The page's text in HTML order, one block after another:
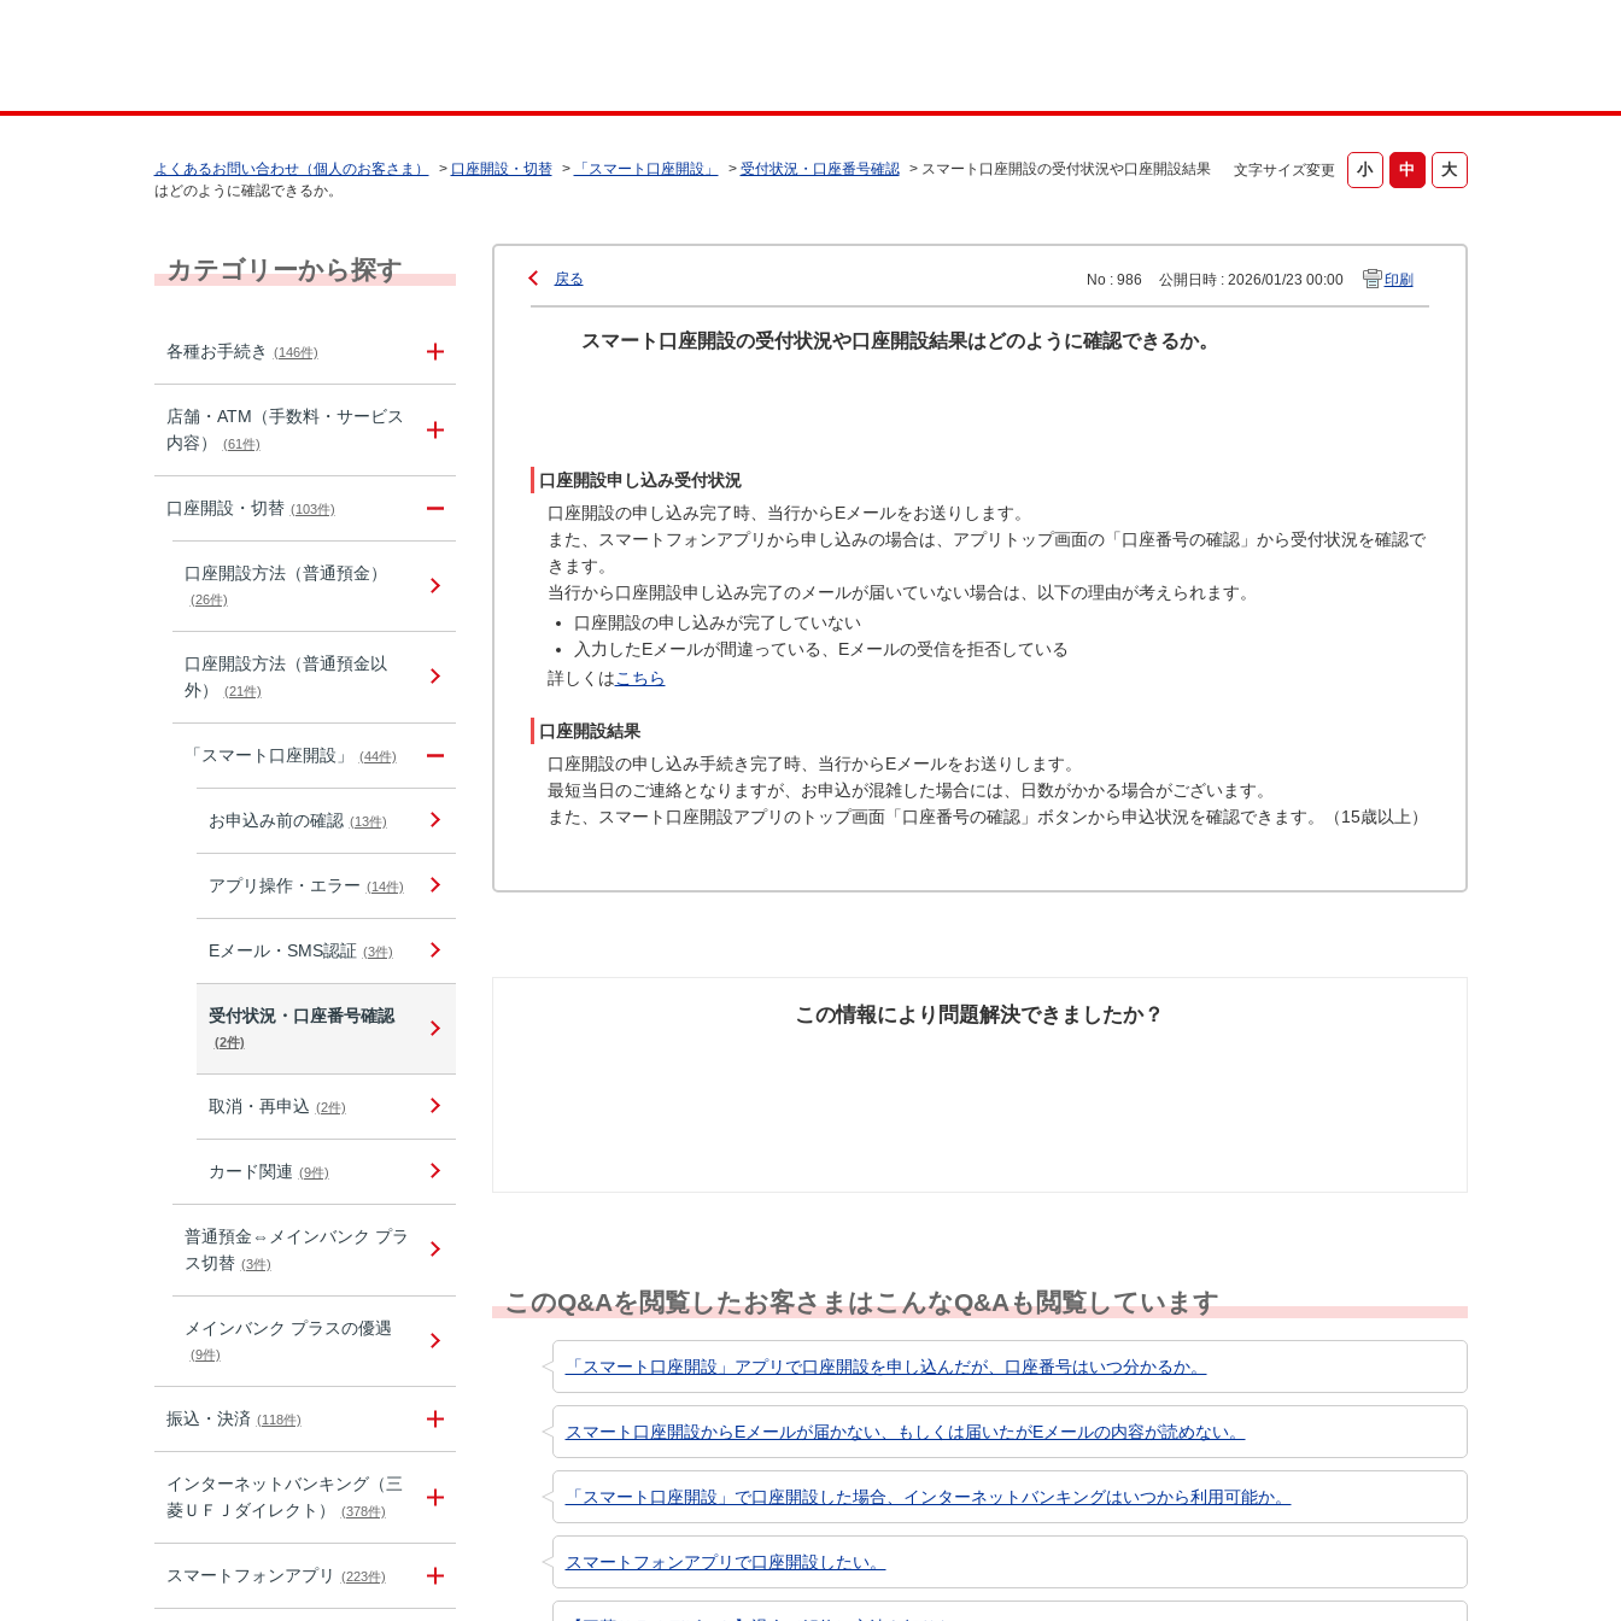
文字サイズ変更
よくあるお問い合わせ（個人のお客さま） > 口座開設・切替 > 「スマート口座開設」 > 受付状況・口座番号確認 > スマート口座開設の受付状況や口座開設結果
はどのように確認できるか。
カテゴリーから探す
各種お手続き (146件)
店舗・ATM（手数料・サービス
内容）
(61件)
口座開設・切替 (103件)
口座開設方法（普通預金）
(26件)
口座開設方法（普通預金以
外）
(21件)
「スマート口座開設」 (44件)
お申込み前の確認 (13件)
アプリ操作・エラー (14件)
Eメール・SMS認証 (3件)
受付状況・口座番号確認
(2件)
取消・再申込 (2件)
カード関連 (9件)
普通預金⇔メインバンク プラ
ス切替 (3件)
メインバンク プラスの優遇
(9件)
振込・決済 (118件)
インターネットバンキング（三
菱ＵＦＪダイレクト）
(378件)
スマートフォンアプリ (223件)
戻る No : 986 公開日時 : 2026/01/23 00:00 印刷
スマート口座開設の受付状況や口座開設結果はどのように確認できるか。
口座開設申し込み受付状況
口座開設の申し込み完了時、当行からEメールをお送りします。
また、スマートフォンアプリから申し込みの場合は、アプリトップ画面の「口座番号の確認」から受付状況を確認で
きます。
当行から口座開設申し込み完了のメールが届いていない場合は、以下の理由が考えられます。
口座開設の申し込みが完了していない
入力したEメールが間違っている、Eメールの受信を拒否している
詳しくはこちら
口座開設結果
口座開設の申し込み手続き完了時、当行からEメールをお送りします。
最短当日のご連絡となりますが、お申込が混雑した場合には、日数がかかる場合がございます。
また、スマート口座開設アプリのトップ画面「口座番号の確認」ボタンから申込状況を確認できます。（15歳以上）
この情報により問題解決できましたか？
このQ&Aを閲覧したお客さまはこんなQ&Aも閲覧しています
「スマート口座開設」アプリで口座開設を申し込んだが、口座番号はいつ分かるか。
スマート口座開設からEメールが届かない、もしくは届いたがEメールの内容が読めない。
「スマート口座開設」で口座開設した場合、インターネットバンキングはいつから利用可能か。
スマートフォンアプリで口座開設したい。